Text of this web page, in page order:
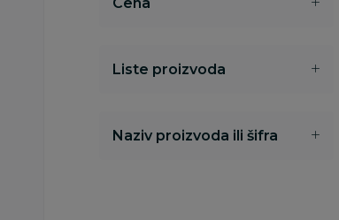
Liste proizvoda
Naziv proizvoda ili šifra